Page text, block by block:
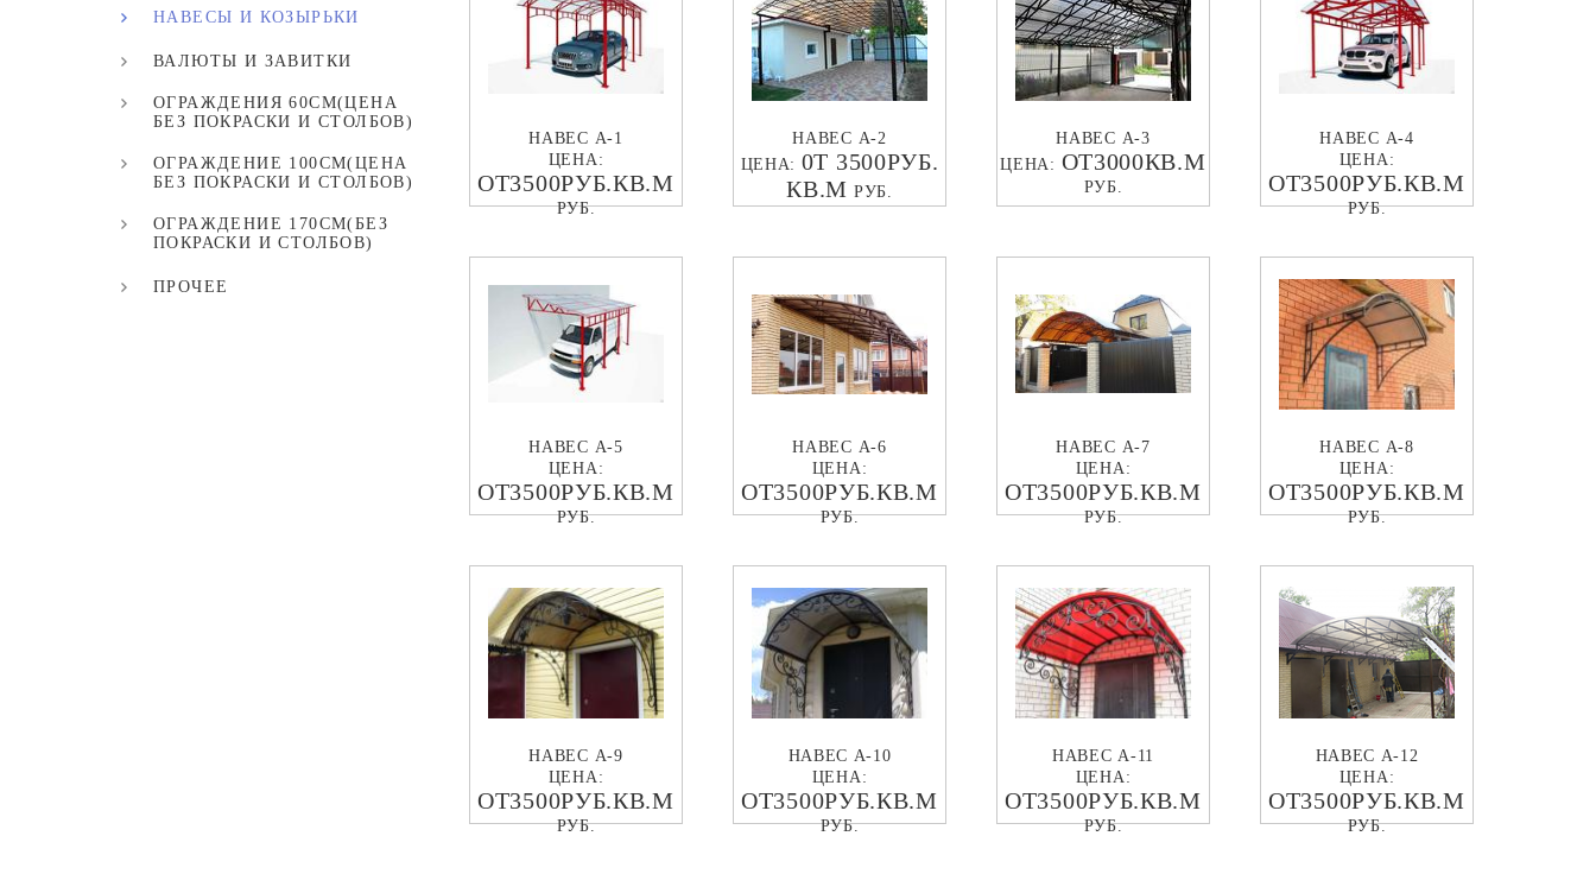
НАВЕСЫ И КОЗЫРЬКИ
ВАЛЮТЫ И ЗАВИТКИ
ОГРАЖДЕНИЯ 60СМ(ЦЕНА
БЕЗ ПОКРАСКИ И СТОЛБОВ)
ОГРАЖДЕНИЕ 100СМ(ЦЕНА
БЕЗ ПОКРАСКИ И СТОЛБОВ)
ОГРАЖДЕНИЕ 170СМ(БЕЗ
ПОКРАСКИ И СТОЛБОВ)
ПРОЧЕЕ
НАВЕС А-1
ЦЕНА:
ОТ3500РУБ.КВ.М
РУБ.
НАВЕС А-2
ЦЕНА: 0Т 3500РУБ.
КВ.М РУБ.
НАВЕС А-3
ЦЕНА: ОТ3000КВ.М
РУБ.
НАВЕС А-4
ЦЕНА:
ОТ3500РУБ.КВ.М
РУБ.
НАВЕС А-5
ЦЕНА:
ОТ3500РУБ.КВ.М
РУБ.
НАВЕС А-6
ЦЕНА:
ОТ3500РУБ.КВ.М
РУБ.
НАВЕС А-7
ЦЕНА:
ОТ3500РУБ.КВ.М
РУБ.
НАВЕС А-8
ЦЕНА:
ОТ3500РУБ.КВ.М
РУБ.
НАВЕС А-9
ЦЕНА:
ОТ3500РУБ.КВ.М
РУБ.
НАВЕС А-10
ЦЕНА:
ОТ3500РУБ.КВ.М
РУБ.
НАВЕС А-11
ЦЕНА:
ОТ3500РУБ.КВ.М
РУБ.
НАВЕС А-12
ЦЕНА:
ОТ3500РУБ.КВ.М
РУБ.